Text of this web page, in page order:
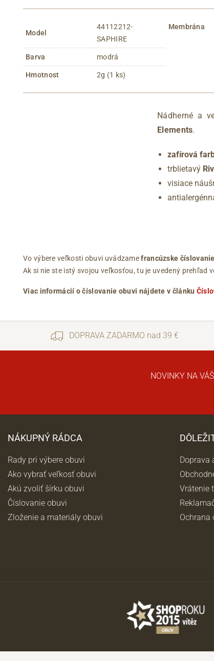
Model
44112212-
SAPHIRE
Barva modrá
Hmotnost 2g (1 ks)
Membrána
Nádherné a
Elements.
zafírová
trblietavý
visiace
Vo výbere veľkosti obuvi uvádzamefrancúzske číslovanie
Ak si nie ste istý svojou veľkosťou, tu je uvedený
Viac informácií o číslovanie obuvi nájdete v článku
DOPRAVA ZADARMO nad 39 €
NOVINKY NA
NÁKUPNÝ RÁDCA
Rady pri výbere obuvi
Ako vybrať veľkosť obuvi
Akú zvoliť šírku obuvi
Číslovanie obuvi
Zloženie a materiály obuvi
Doprava
Vrátenie
Ochrana